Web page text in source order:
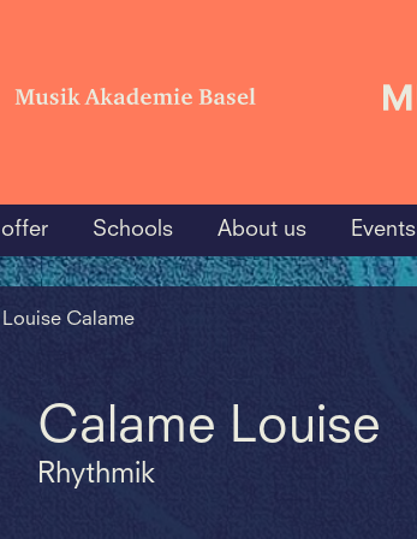
Schools About us Events
Louise Calame
Calame Louise
Rhythmik